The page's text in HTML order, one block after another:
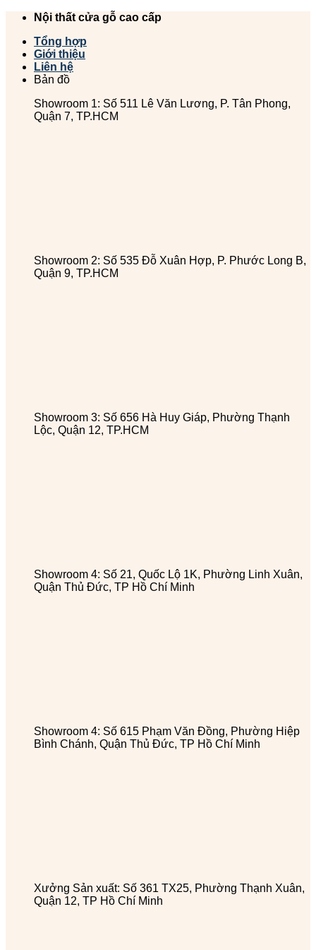
Chuyển
dung
Nội thất cửa gỗ cao cấp
Tổng hợp
Giới thiệu
Liên hệ
Bản đồ
Showroom 1: Số 511 Lê Văn Lương, P. Tân Phong,
Quận 7, TP.HCM
Showroom 2: Số 535 Đỗ Xuân Hợp, P. Phước Long B,
Quận 9, TP.HCM
Showroom 3: Số 656 Hà Huy Giáp, Phường Thạnh
Lộc, Quận 12, TP.HCM
Showroom 4: Số 21, Quốc Lộ 1K, Phường Linh Xuân,
Quận Thủ Đức, TP Hồ Chí Minh
Showroom 4: Số 615 Phạm Văn Đồng, Phường Hiệp
Bình Chánh, Quận Thủ Đức, TP Hồ Chí Minh
Xưởng Sản xuất: Số 361 TX25, Phường Thạnh Xuân,
Quận 12, TP Hồ Chí Minh